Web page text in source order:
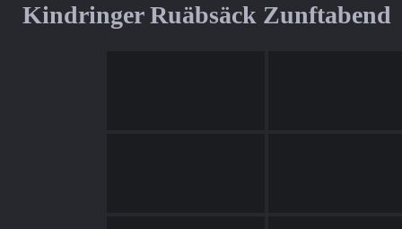
Kindringer Ruäbsäck Zunftabend